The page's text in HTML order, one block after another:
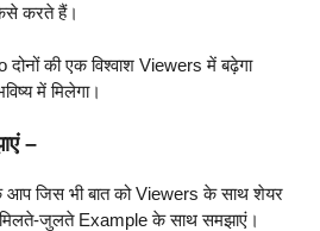
करते हैं।
की एक विश्वाश Viewers में बढ़ेगा
में मिलेगा।
–
आप जिस भी बात को Viewers के साथ शेयर
जुलते Example के साथ समझाएं।